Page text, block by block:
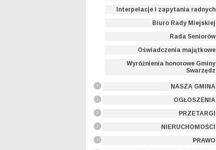
Interpelacje i zapytania radnych
Biuro Rady Miejskiej
Rada Seniorów
Oświadczenia majątkowe
Wyróżnienia honorowe Gminy
Swarzędz
NASZA GMINA
OGŁOSZENIA
PRZETARGI
NIERUCHOMOŚCI
PRAWO